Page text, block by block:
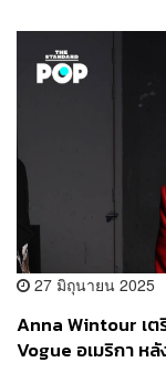
27 มิถุนายน 2025
Anna Wintour เ
Vogue อเมริกา ห